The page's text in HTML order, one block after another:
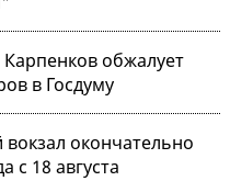
обжалует
в Госдуму
окончательно
с 18 августа